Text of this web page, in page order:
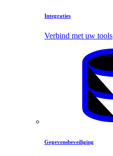
Integraties
Verbind met uw tools
Gegevensbeveiliging